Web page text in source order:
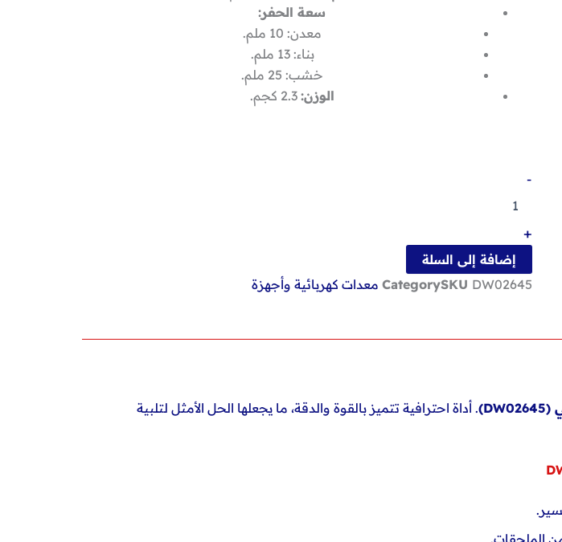
سعة الحفر:
معدن: 10 ملم.
بناء: 13 ملم.
خشب: 25 ملم.
الوزن: 2.3 كجم.
-
تكسير
750
وات
من
أي
DW02645
+
إضافة إلى السلة
SKU DW02645
Category معدات كهربائية وأجهزة
DW02645
). أداة احترافية تتميز بالقوة والدقة، ما يجعلها الحل الأمثل لتلبية